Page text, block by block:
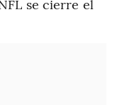
se cierre el